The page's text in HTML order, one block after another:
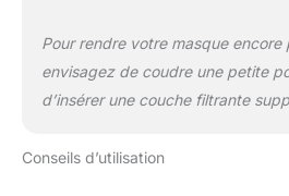
Pour rendre votre masque encore
envisagez de coudre une petite
d’insérer une couche filtrante
Conseils d’utilisation